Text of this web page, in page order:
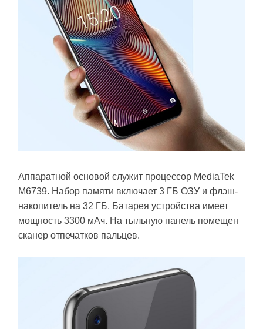
Аппаратной основой служит процессор MediaTek
M6739. Набор памяти включает 3 ГБ ОЗУ и флэш-
накопитель на 32 ГБ. Батарея устройства имеет
мощность 3300 мАч. На тыльную панель помещен
сканер отпечатков пальцев.